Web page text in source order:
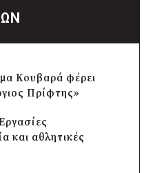
Κουβαρά φέρει
Πρίφτης»
και αθλητικές